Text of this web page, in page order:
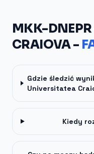
MKK-DNEPR
CRAIOVA -
Gdzie śledzić
Universitatea
Kiedy